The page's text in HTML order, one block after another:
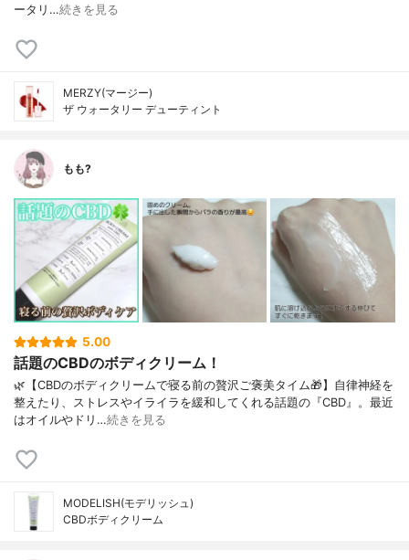
ータリ…続きを見る
MERZY(マージー)
ザ ウォータリー デューティント
もも?
5.00
話題のCBDのボディクリーム！
🌿⁡【CBDのボディクリームで寝る前の⁡贅沢ご褒美タイム🎁】⁡⁡自律神経を
整えたり、ストレスやイラ⁡イラを緩和してくれる話題の『CBD』。⁡⁡最近
はオイルやドリ…続きを見る
MODELISH(モデリッシュ)
CBDボディクリーム